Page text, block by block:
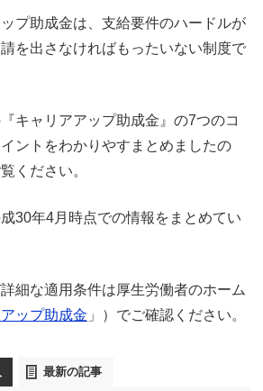
プ助成金は、支給要件のハードルが
を出さなければもったいない制度で
キャリアアップ助成金』の7つのコ
ントをわかりやすまとめましたの
ください。
30年4月時点での情報をまとめてい
細な適用条件は厚生労働者のホーム
ップ助成金 」）でご確認ください。
最新の記事